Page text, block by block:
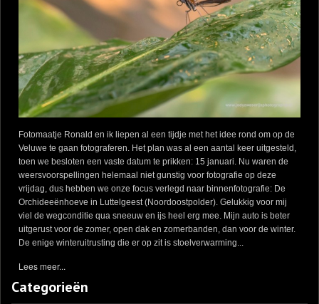
Fotomaatje Ronald en ik liepen al een tijdje met het idee rond om op de
Veluwe te gaan fotograferen. Het plan was al een aantal keer uitgesteld,
toen we besloten een vaste datum te prikken: 15 januari. Nu waren de
weersvoorspellingen helemaal niet gunstig voor fotografie op deze
vrijdag, dus hebben we onze focus verlegd naar binnenfotografie: De
Orchideeënhoeve in Luttelgeest (Noordoostpolder). Gelukkig voor mij
viel de wegconditie qua sneeuw en ijs heel erg mee. Mijn auto is beter
uitgerust voor de zomer, open dak en zomerbanden, dan voor de winter.
De enige winteruitrusting die er op zit is stoelverwarming...
Lees meer...
Categorieën